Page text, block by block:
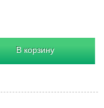
В корзину